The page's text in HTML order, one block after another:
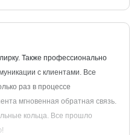
Также профессионально
с клиентами. Все
раз в процессе
мгновенная обратная связь.
кольца. Все прошло